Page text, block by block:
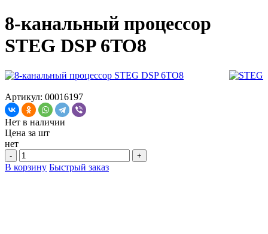
8-канальный процессор
STEG DSP 6TO8
Артикул: 00016197
Нет в наличии
Цена за шт
нет
- +
В корзину Быстрый заказ